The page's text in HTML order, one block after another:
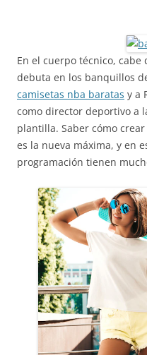
En el cuerpo técnico,
debuta en los banquillos
camisetas nba baratas y a
como director deportivo a
plantilla. Saber cómo
es la nueva máxima, y en
programación tienen